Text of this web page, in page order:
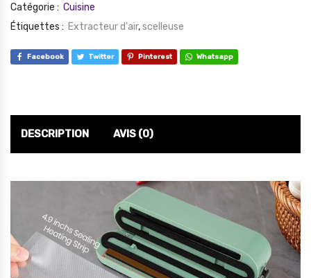
Catégorie : Cuisine
Étiquettes : Extracteur d'air,scelleuse
Facebook Twitter Pinterest Whatsapp
DESCRIPTION AVIS (0)